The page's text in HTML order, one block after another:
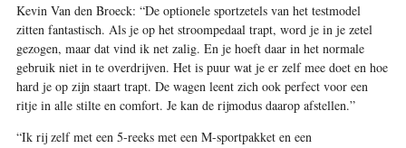
Kevin Van den Broeck: “De optionele sportzetels van het testmodel
zitten fantastisch. Als je op het stroompedaal trapt, word je in je zetel
gezogen, maar dat vind ik net zalig. En je hoeft daar in het normale
gebruik niet in te overdrijven. Het is puur wat je er zelf mee doet en hoe
hard je op zijn staart trapt. De wagen leent zich ook perfect voor een
ritje in alle stilte en comfort. Je kan de rijmodus daarop afstellen.”
“Ik rij zelf met een 5-reeks met een M-sportpakket en een